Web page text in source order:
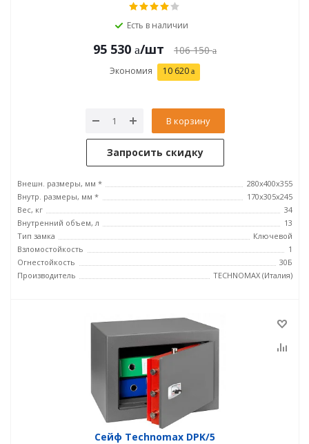
Есть в наличии
95 530 /шт 106 150
Экономия 10 620
В корзину
Запросить скидку
Внешн. размеры, мм *
280х400х355
Внутр. размеры, мм *
170х305х245
Вес, кг
34
Внутренний объем, л
13
Тип замка
Ключевой
Взломостойкость
1
Огнестойкость
30Б
Производитель
TECHNOMAX (Италия)
Сейф Technomax DPK/5